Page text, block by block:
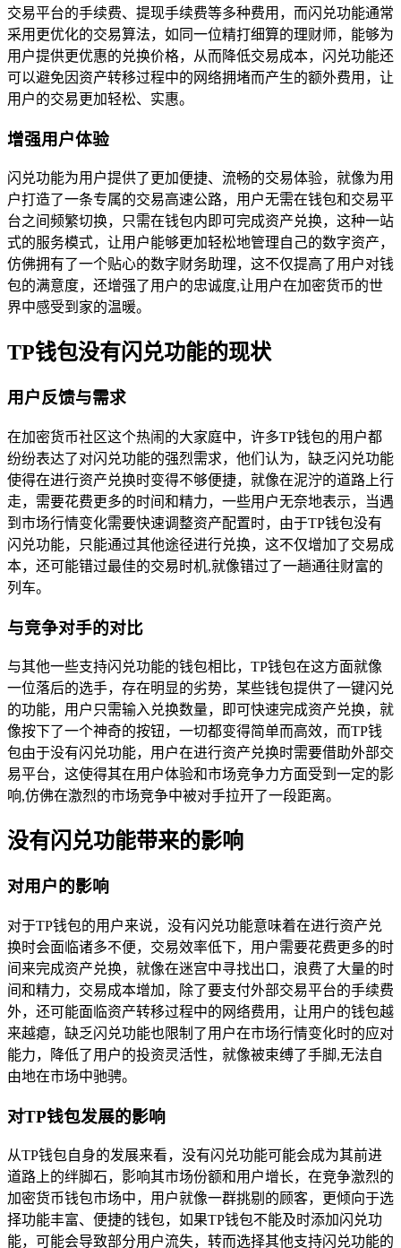
交易平台的手续费、提现手续费等多种费用，而闪兑功能通常
采用更优化的交易算法，如同一位精打细算的理财师，能够为
用户提供更优惠的兑换价格，从而降低交易成本，闪兑功能还
可以避免因资产转移过程中的网络拥堵而产生的额外费用，让
用户的交易更加轻松、实惠。
增强用户体验
闪兑功能为用户提供了更加便捷、流畅的交易体验，就像为用
户打造了一条专属的交易高速公路，用户无需在钱包和交易平
台之间频繁切换，只需在钱包内即可完成资产兑换，这种一站
式的服务模式，让用户能够更加轻松地管理自己的数字资产，
仿佛拥有了一个贴心的数字财务助理，这不仅提高了用户对钱
包的满意度，还增强了用户的忠诚度,让用户在加密货币的世
界中感受到家的温暖。
TP钱包没有闪兑功能的现状
用户反馈与需求
在加密货币社区这个热闹的大家庭中，许多TP钱包的用户都
纷纷表达了对闪兑功能的强烈需求，他们认为，缺乏闪兑功能
使得在进行资产兑换时变得不够便捷，就像在泥泞的道路上行
走，需要花费更多的时间和精力，一些用户无奈地表示，当遇
到市场行情变化需要快速调整资产配置时，由于TP钱包没有
闪兑功能，只能通过其他途径进行兑换，这不仅增加了交易成
本，还可能错过最佳的交易时机,就像错过了一趟通往财富的
列车。
与竞争对手的对比
与其他一些支持闪兑功能的钱包相比，TP钱包在这方面就像
一位落后的选手，存在明显的劣势，某些钱包提供了一键闪兑
的功能，用户只需输入兑换数量，即可快速完成资产兑换，就
像按下了一个神奇的按钮，一切都变得简单而高效，而TP钱
包由于没有闪兑功能，用户在进行资产兑换时需要借助外部交
易平台，这使得其在用户体验和市场竞争力方面受到一定的影
响,仿佛在激烈的市场竞争中被对手拉开了一段距离。
没有闪兑功能带来的影响
对用户的影响
对于TP钱包的用户来说，没有闪兑功能意味着在进行资产兑
换时会面临诸多不便，交易效率低下，用户需要花费更多的时
间来完成资产兑换，就像在迷宫中寻找出口，浪费了大量的时
间和精力，交易成本增加，除了要支付外部交易平台的手续费
外，还可能面临资产转移过程中的网络费用，让用户的钱包越
来越瘪，缺乏闪兑功能也限制了用户在市场行情变化时的应对
能力，降低了用户的投资灵活性，就像被束缚了手脚,无法自
由地在市场中驰骋。
对TP钱包发展的影响
从TP钱包自身的发展来看，没有闪兑功能可能会成为其前进
道路上的绊脚石，影响其市场份额和用户增长，在竞争激烈的
加密货币钱包市场中，用户就像一群挑剔的顾客，更倾向于选
择功能丰富、便捷的钱包，如果TP钱包不能及时添加闪兑功
能，可能会导致部分用户流失，转而选择其他支持闪兑功能的